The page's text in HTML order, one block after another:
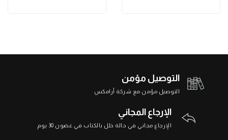
التوصيل مؤمن
التوصيل مؤمن مع شركة أرامكس
الإرجاع المجاني
الإرجاع مجاني في حالة خلل بالكتاب في غضون 30 يوم